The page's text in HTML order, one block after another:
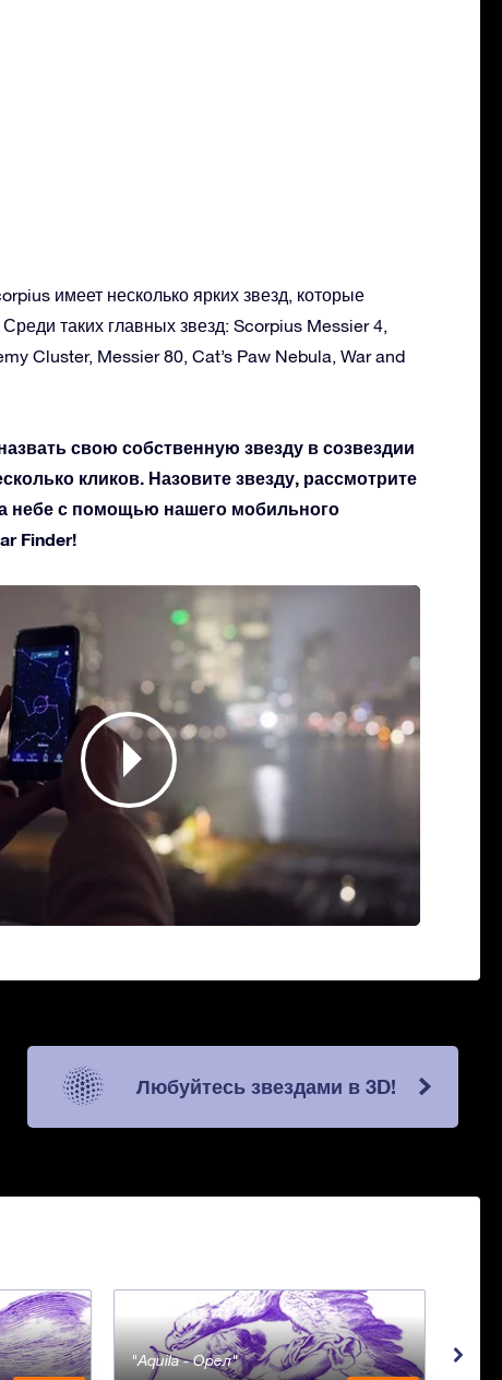
имеет несколько ярких звезд, которые
таких главных звезд: Scorpius Messier 4,
Cluster, Messier 80, Cat’s Paw Nebula, War and
свою собственную звезду в созвездии
кликов. Назовите звезду, рассмотрите
небе с помощью нашего мобильного
Finder!
Любуйтесь звездами в 3D!
Aquila - Орел